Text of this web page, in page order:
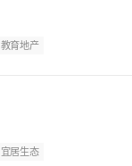
教育地产
宜居生态